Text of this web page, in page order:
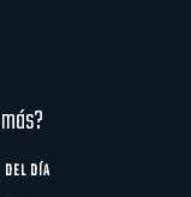
DEL DÍA